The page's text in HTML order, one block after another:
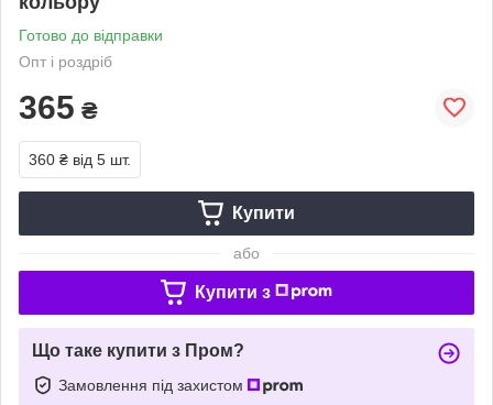
Готово до відправки
Опт і роздріб
365 ₴
360 ₴ від 5 шт.
Купити
або
Купити з
Що таке купити з Пром?
Замовлення під захистом